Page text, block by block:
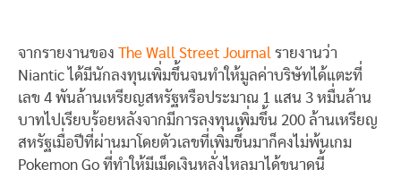
จากรายงานของ The Wall Street Journal รายงานว่า
Niantic ได้มีนักลงทุนเพิ่มขึ้นจนทำให้มูลค่าบริษัทได้แตะที่
เลข 4 พันล้านเหรียญสหรัฐหรือประมาณ 1 แสน 3 หมื่นล้าน
บาทไปเรียบร้อยหลังจากมีการลงทุนเพิ่มขึ้น 200 ล้านเหรียญ
สหรัฐเมื่อปีที่ผ่านมาโดยตัวเลขที่เพิ่มขึ้นมาก็คงไม่พ้นเกม
Pokemon Go ที่ทำให้มีเม็ดเงินหลั่งไหลมาได้ขนาดนี้